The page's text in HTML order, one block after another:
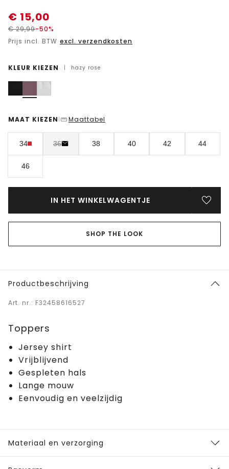
€ 15,00
€29,99-50%
Prijs incl. BTW excl. verzendkosten
KLEUR KIEZEN | hazy rose
MAAT KIEZEN | Maattabel
34 36 38 40 42 44
46
IN HET WINKELWAGENTJE
SHOP THE LOOK
Productbeschrijving
Art. nr.: F32458616527
Toppers
Jersey shirt
Vrijblijvend
Gespleten hals
Lange mouw
Eenvoudig en veelzijdig
Materiaal en verzorging